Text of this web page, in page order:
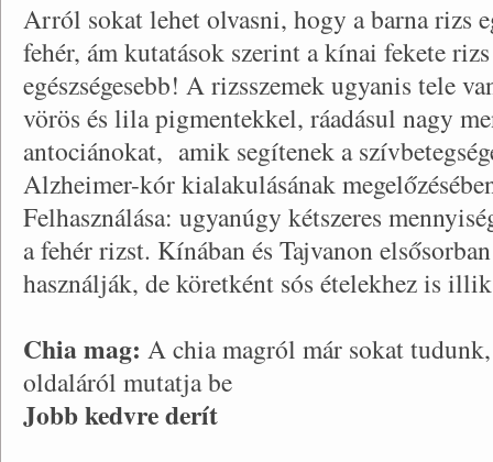
Arról sokat lehet olvasni, hogy a barna rizs
fehér, ám kutatások szerint a kínai fekete
egészségesebb! A rizsszemek ugyanis tele
vörös és lila pigmentekkel, ráadásul nagy
antociánokat, amik segítenek a
Alzheimer-kór kialakulásának
Felhasználása: ugyanúgy kétszeres
a fehér rizst. Kínában és Tajvanon
használják, de köretként sós ételekhez is
Chia mag: A chia magról már sokat
oldaláról mutatja be
Jobb kedvre derít